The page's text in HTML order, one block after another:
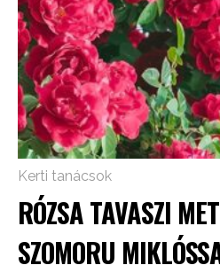
Kerti tanácsok
RÓZSA TAVASZI
SZOMORU